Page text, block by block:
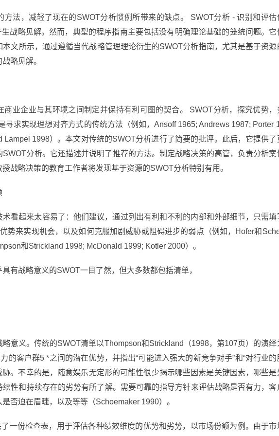
方法，减轻了现在的SWOT分析惯例所带来的缺点。 SWOT分析 - 识别和评估
战略见解。然而，典型的程序指南主要包括没有明确理论基础的笼统问题。它
文所示，通过遵循当代战略管理理论衍生的SWOT分析指南，尤其是基于资源
略见解。
商业企业与其环境之间制定并保持有利可图的契合。 SWOT分析，探究优势，
寻求实现理想对齐方式的传统方法（例如，Ansoff 1965; Andrews 1987; Porter
Lampel 1998）。本文对传统的SWOT分析进行了简要的批评。此后，它提供了
分析。它还描述并说明了推荐的方法。制定战略决策的高管，负责分析案
战略决策的教育工作者将发现基于资源的SWOT分析特别有用。
看起来太容易了：他们建议，通过列出有利和不利的内部和外部细节，只需填
势来实现机会，以及如何克服加剧威胁或阻碍进步的弱点（例如，Hofer和
和Strickland 1998; McDonald 1999; Kotler 2000）。
有战略意义的SWOT一目了然，但大多数都包括清单，
略意义。传统的SWOT清单以Thompson和Strickland（1998，第107页）的演绎
的客户群5 *之间的潜在优势，并指出“可能进入强大的新竞争对手”和“对行业的
胁。不幸的是，随意娱乐无定形的可能性很少揭示哪些因素是关键因素，哪些是
续性和持续存在的劣势有所了解。需要可靠的指导方针来评估战略是否有力，客
否迫在眉睫，以及等等（Schoemaker 1990）。
一份检查表，用于评估各种绩效维度的优势和劣势，以市场份额为例。由于市